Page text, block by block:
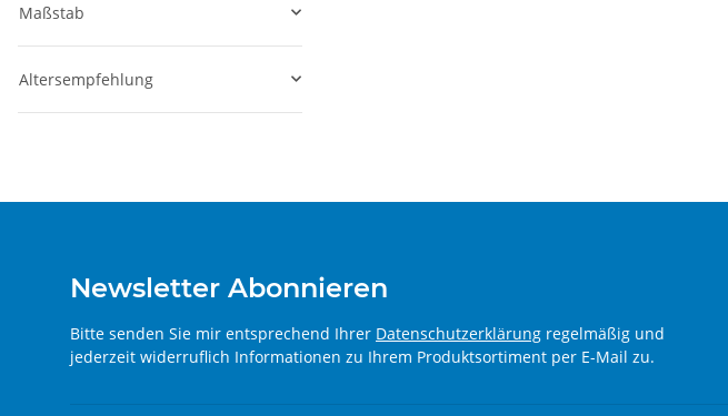
Maßstab
Altersempfehlung
Newsletter Abonnieren
Bitte senden Sie mir entsprechend Ihrer Datenschutzerklärung regelmäßig und
jederzeit widerruflich Informationen zu Ihrem Produktsortiment per E-Mail zu.